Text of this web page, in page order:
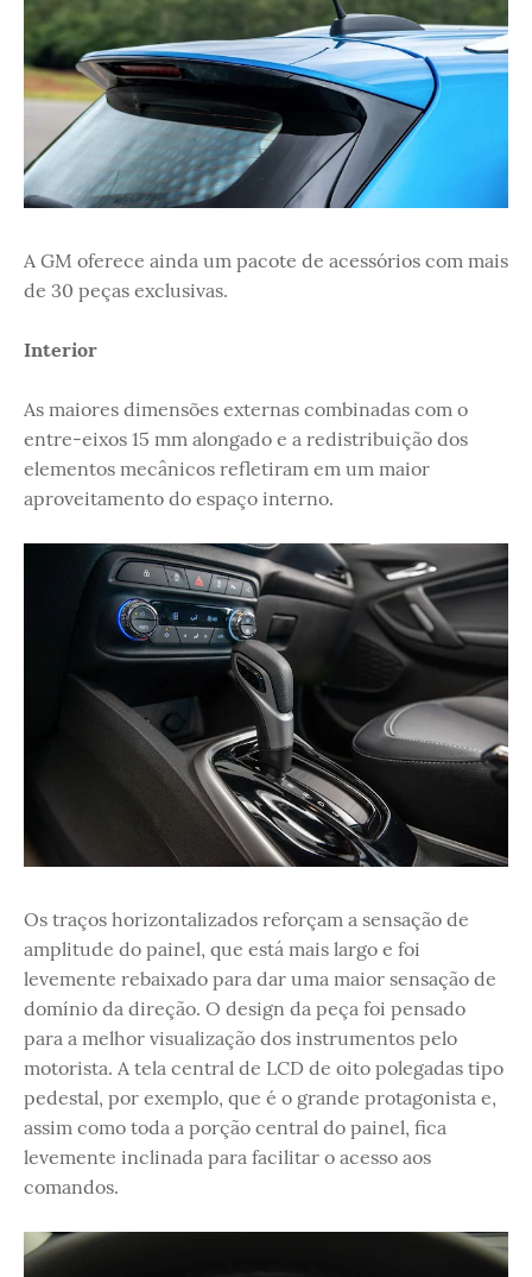
A GM oferece ainda um pacote de acessórios com mais
de 30 peças exclusivas.
Interior
As maiores dimensões externas combinadas com o
entre-eixos 15 mm alongado e a redistribuição dos
elementos mecânicos refletiram em um maior
aproveitamento do espaço interno.
Os traços horizontalizados reforçam a sensação de
amplitude do painel, que está mais largo e foi
levemente rebaixado para dar uma maior sensação de
domínio da direção. O design da peça foi pensado
para a melhor visualização dos instrumentos pelo
motorista. A tela central de LCD de oito polegadas tipo
pedestal, por exemplo, que é o grande protagonista e,
assim como toda a porção central do painel, fica
levemente inclinada para facilitar o acesso aos
comandos.